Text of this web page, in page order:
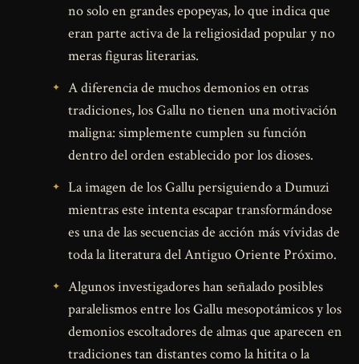
no solo en grandes epopeyas, lo que indica que
eran parte activa de la religiosidad popular y no
meras figuras literarias.
A diferencia de muchos demonios en otras
tradiciones, los Gallu no tienen una motivación
maligna: simplemente cumplen su función
dentro del orden establecido por los dioses.
La imagen de los Gallu persiguiendo a Dumuzi
mientras este intenta escapar transformándose
es una de las secuencias de acción más vívidas de
toda la literatura del Antiguo Oriente Próximo.
Algunos investigadores han señalado posibles
paralelismos entre los Gallu mesopotámicos y los
demonios escoltadores de almas que aparecen en
tradiciones tan distantes como la hitita o la